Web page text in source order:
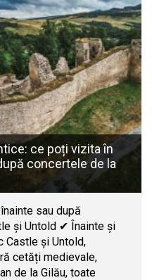
ce poți vizita în
concertele de la
sau după
și Untold ✔ Înainte și
Castle și Untold,
cetăți medievale,
de la Gilău, toate